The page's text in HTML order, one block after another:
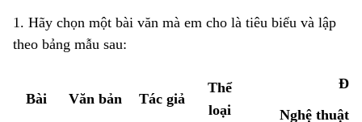
1. Hãy chọn một bài văn mà em cho là tiêu biểu và lập
theo bảng mẫu sau:
Bài Văn bản Tác giả
Thể
loại
Nghệ thuật